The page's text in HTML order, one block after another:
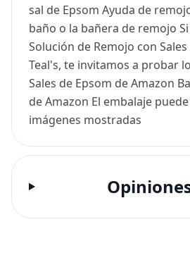
sal de Epsom Ayuda de
baño o la bañera de remojo
Solución de Remojo con
Teal's, te invitamos a probar
Sales de Epsom de Amazon
de Amazon El embalaje
imágenes mostradas